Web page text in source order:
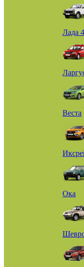
Лада
Веста
Ока